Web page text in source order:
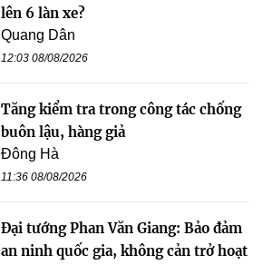
lên 6 làn xe?
Quang Dân
12:03 08/08/2026
Tăng kiểm tra trong công tác chống
buôn lậu, hàng giả
Đông Hà
11:36 08/08/2026
Đại tướng Phan Văn Giang: Bảo đảm
an ninh quốc gia, không cản trở hoạt